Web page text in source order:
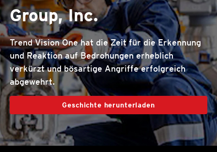
Group, Inc.
Trend Vision One hat die Zeit für die Erkennung
und Reaktion auf Bedrohungen erheblich
verkürzt und bösartige Angriffe erfolgreich
abgewehrt.
Geschichte herunterladen